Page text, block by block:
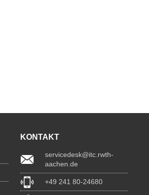
KONTAKT
servicedesk@itc.rwth-
aachen.de
+49 241 80-24680